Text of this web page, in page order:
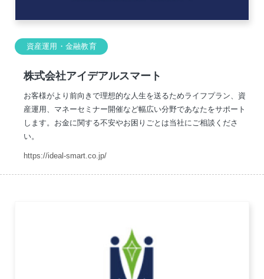
資産運用・金融教育
株式会社アイデアルスマート
お客様がより前向きで理想的な人生を送るためライフプラン、資
産運用、マネーセミナー開催など幅広い分野であなたをサポート
します。お金に関する不安やお困りごとは当社にご相談くださ
い。
https://ideal-smart.co.jp/